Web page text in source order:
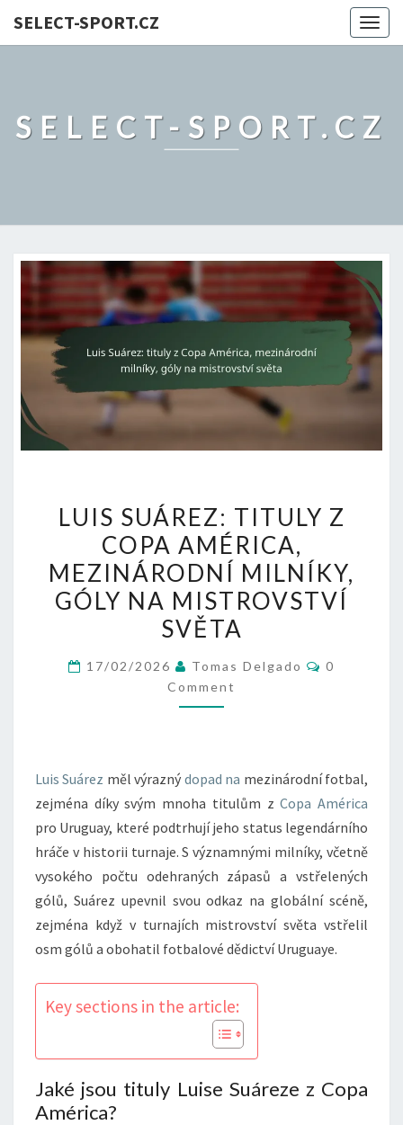
SELECT-SPORT.CZ
SELECT-SPORT.CZ
SUÁREZ:
TITULY
Z
COPA
AMÉRICA,
MEZINÁRODNÍ
MILNÍKY,
GÓLY
LUIS SUÁREZ: TITULY Z
COPA AMÉRICA,
MEZINÁRODNÍ MILNÍKY,
GÓLY NA MISTROVSTVÍ
SVĚTA
17/02/2026 Tomas Delgado Comments
0
Comment
Luis Suárez měl výrazný dopad na mezinárodní fotbal,
zejména díky svým mnoha titulům zCopa América
pro Uruguay, které podtrhují jeho status legendárního
hráče v historii turnaje. S významnými milníky, včetně
vysokého počtu odehraných zápasů a vstřelených
gólů, Suárez upevnil svou odkaz na globální scéně,
zejména když v turnajích mistrovství světa vstřelil
osm gólů a obohatil fotbalové dědictví Uruguaye.
Key sections in the article:
Jaké jsou tituly Luise Suáreze z Copa
América?